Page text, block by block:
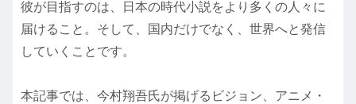
彼が目指すのは、日本の時代小説をより多くの人々に
届けること。そして、国内だけでなく、世界へと発信
していくことです。
本記事では、今村翔吾氏が掲げるビジョン、アニメ・